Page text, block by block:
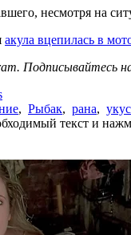
несмотря на
акула вцепилась в
Подписывайтесь
, Рыбак, рана, укус
текст и